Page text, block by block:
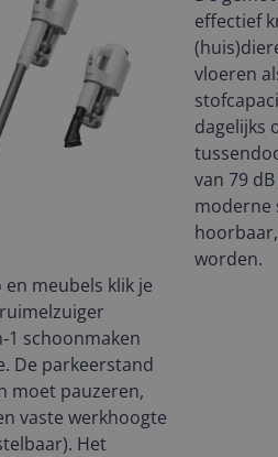
effectief
vloeren
dagelijks
van 79
moderne
worden.
meubels klik je
schoonmaken
De parkeerstand
moet pauzeren,
vaste werkhoogte
Het